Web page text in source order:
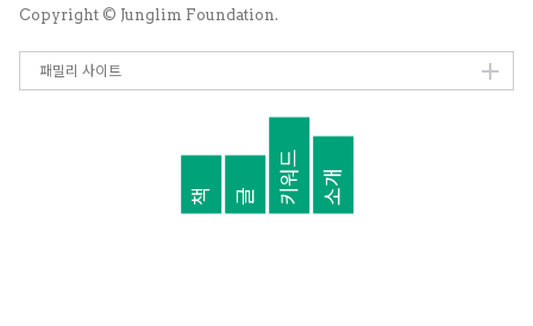
Copyright © Junglim Foundation.
책 글 키워드 소개
패밀리 사이트